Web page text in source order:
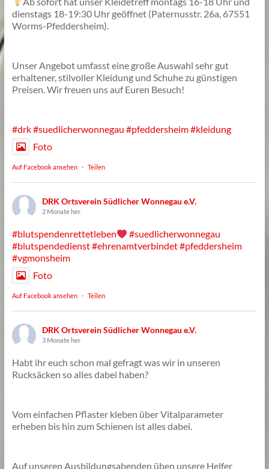
dienstags 18-19:30 Uhr geöffnet (Paternusstr. 26a, 67551
Worms-Pfeddersheim).
Unser Angebot umfasst eine große Auswahl sehr gut
erhaltener, stilvoller Kleidung und Schuhe zu günstigen
Preisen. Wir freuen uns auf Euren Besuch!
#drk#suedlicherwonnegau #pfeddersheim#kleidung
Foto
Auf Facebook ansehen · Teilen
DRK Ortsverein Südlicher Wonnegau e.V.
2 Monate her
#blutspendenrettetleben
#suedlicherwonnegau
#blutspendedienst#ehrenamtverbindet#pfeddersheim
#vgmonsheim
Foto
Auf Facebook ansehen · Teilen
DRK Ortsverein Südlicher Wonnegau e.V.
3 Monate her
Habt ihr euch schon mal gefragt was wir in unseren
Rucksäcken so alles dabei haben?
Vom einfachen Pflaster kleben über Vitalparameter
erheben bis hin zum Schienen ist alles dabei.
Auf unseren Ausbildungsabenden üben unsere Helfer